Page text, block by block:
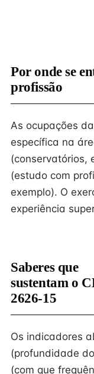
Por onde se
profissão
As ocupações
específica na
(conservatórios,
(estudo com
exemplo). O
experiência
Saberes que
sustentam o
2626-15
Os indicadores
(profundidade
(com que